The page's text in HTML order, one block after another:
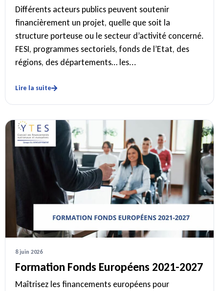
Différents acteurs publics peuvent soutenir
financièrement un projet, quelle que soit la
structure porteuse ou le secteur d’activité concerné.
FESI, programmes sectoriels, fonds de l’Etat, des
régions, des départements… les...
Lire la suite
8 juin 2026
Formation Fonds Européens 2021-2027
Maîtrisez les financements européens pour